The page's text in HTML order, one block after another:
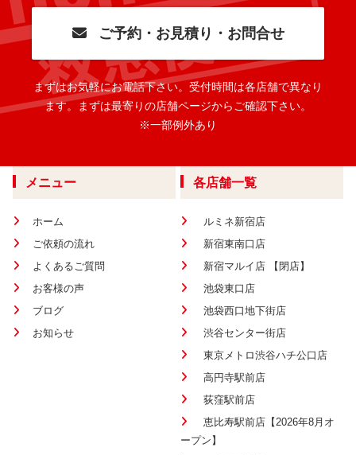
ご予約・お見積り・お問合せ
まずはお気軽にお電話下さい。 受付時間は各店舗で異なり
ます。
まずは最寄りの店舗ページからご確認下さい。
※一部例外あり
メニュー
ホーム
ご依頼の流れ
よくあるご質問
お客様の声
ブログ
お知らせ
各店舗一覧
ルミネ新宿店
新宿東南口店
新宿マルイ店 【閉店】
池袋東口店
池袋西口地下街店
渋谷センター街店
東京メトロ渋谷ハチ公口店
高円寺駅前店
荻窪駅前店
恵比寿駅前店【2026年8月オ
ープン】